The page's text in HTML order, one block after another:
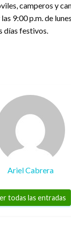
camperos y
9:00 p.m. de
días festivos.
Ariel Cabrera
todas las entradas